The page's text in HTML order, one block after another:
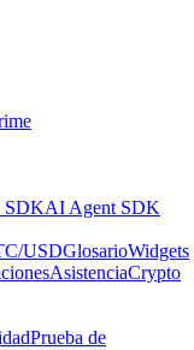
SDKAI Agent SDK
USDGlosarioWidgets
AsistenciaCrypto
Prueba de